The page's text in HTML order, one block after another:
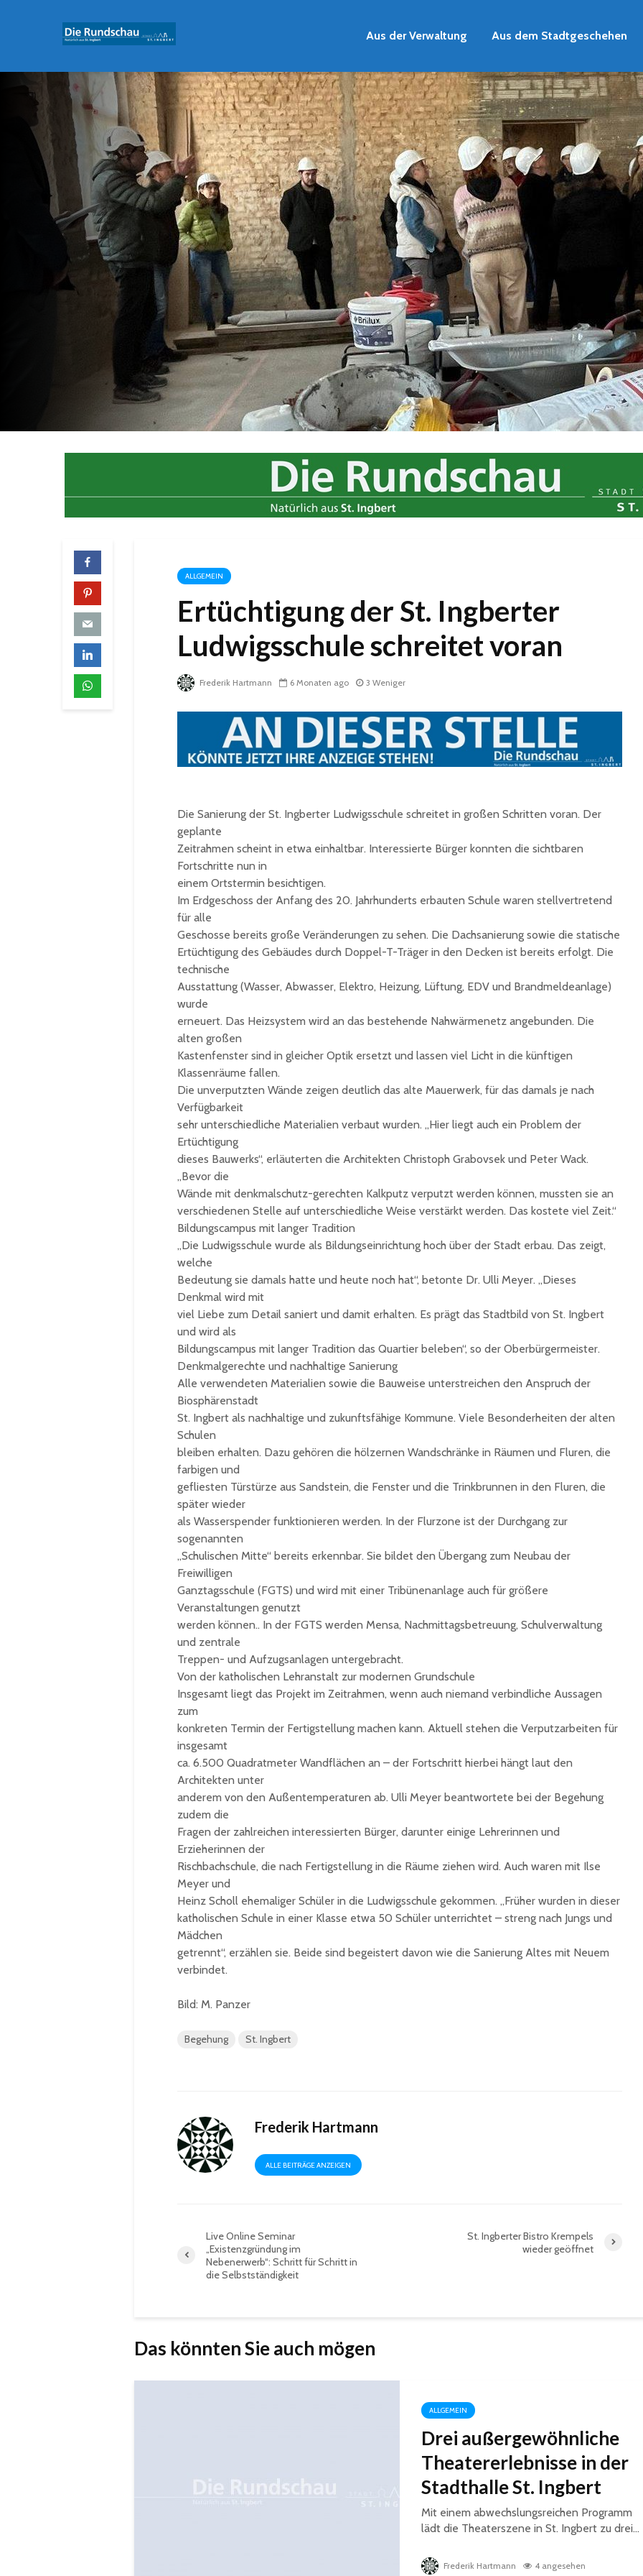
Aus der Verwaltung Aus dem Stadtgeschehen
ALLGEMEIN
Ertüchtigung der St. Ingberter
Ludwigsschule schreitet voran
Frederik Hartmann 6 Monaten ago 3 Weniger
Die Sanierung der St. Ingberter Ludwigsschule schreitet in großen Schritten voran. Der
geplante
Zeitrahmen scheint in etwa einhaltbar. Interessierte Bürger konnten die sichtbaren
Fortschritte nun in
einem Ortstermin besichtigen.
Im Erdgeschoss der Anfang des 20. Jahrhunderts erbauten Schule waren stellvertretend
für alle
Geschosse bereits große Veränderungen zu sehen. Die Dachsanierung sowie die statische
Ertüchtigung des Gebäudes durch Doppel-T-Träger in den Decken ist bereits erfolgt. Die
technische
Ausstattung (Wasser, Abwasser, Elektro, Heizung, Lüftung, EDV und Brandmeldeanlage)
wurde
erneuert. Das Heizsystem wird an das bestehende Nahwärmenetz angebunden. Die
alten großen
Kastenfenster sind in gleicher Optik ersetzt und lassen viel Licht in die künftigen
Klassenräume fallen.
Die unverputzten Wände zeigen deutlich das alte Mauerwerk, für das damals je nach
Verfügbarkeit
sehr unterschiedliche Materialien verbaut wurden. „Hier liegt auch ein Problem der
Ertüchtigung
dieses Bauwerks“, erläuterten die Architekten Christoph Grabovsek und Peter Wack.
„Bevor die
Wände mit denkmalschutz-gerechten Kalkputz verputzt werden können, mussten sie an
verschiedenen Stelle auf unterschiedliche Weise verstärkt werden. Das kostete viel Zeit.“
Bildungscampus mit langer Tradition
„Die Ludwigsschule wurde als Bildungseinrichtung hoch über der Stadt erbau. Das zeigt,
welche
Bedeutung sie damals hatte und heute noch hat“, betonte Dr. Ulli Meyer. „Dieses
Denkmal wird mit
viel Liebe zum Detail saniert und damit erhalten. Es prägt das Stadtbild von St. Ingbert
und wird als
Bildungscampus mit langer Tradition das Quartier beleben“, so der Oberbürgermeister.
Denkmalgerechte und nachhaltige Sanierung
Alle verwendeten Materialien sowie die Bauweise unterstreichen den Anspruch der
Biosphärenstadt
St. Ingbert als nachhaltige und zukunftsfähige Kommune. Viele Besonderheiten der alten
Schulen
bleiben erhalten. Dazu gehören die hölzernen Wandschränke in Räumen und Fluren, die
farbigen und
gefliesten Türstürze aus Sandstein, die Fenster und die Trinkbrunnen in den Fluren, die
später wieder
als Wasserspender funktionieren werden. In der Flurzone ist der Durchgang zur
sogenannten
„Schulischen Mitte“ bereits erkennbar. Sie bildet den Übergang zum Neubau der
Freiwilligen
Ganztagsschule (FGTS) und wird mit einer Tribünenanlage auch für größere
Veranstaltungen genutzt
werden können.. In der FGTS werden Mensa, Nachmittagsbetreuung, Schulverwaltung
und zentrale
Treppen- und Aufzugsanlagen untergebracht.
Von der katholischen Lehranstalt zur modernen Grundschule
Insgesamt liegt das Projekt im Zeitrahmen, wenn auch niemand verbindliche Aussagen
zum
konkreten Termin der Fertigstellung machen kann. Aktuell stehen die Verputzarbeiten für
insgesamt
ca. 6.500 Quadratmeter Wandflächen an – der Fortschritt hierbei hängt laut den
Architekten unter
anderem von den Außentemperaturen ab. Ulli Meyer beantwortete bei der Begehung
zudem die
Fragen der zahlreichen interessierten Bürger, darunter einige Lehrerinnen und
Erzieherinnen der
Rischbachschule, die nach Fertigstellung in die Räume ziehen wird. Auch waren mit Ilse
Meyer und
Heinz Scholl ehemaliger Schüler in die Ludwigsschule gekommen. „Früher wurden in dieser
katholischen Schule in einer Klasse etwa 50 Schüler unterrichtet – streng nach Jungs und
Mädchen
getrennt“, erzählen sie. Beide sind begeistert davon wie die Sanierung Altes mit Neuem
verbindet.
Bild: M. Panzer
Begehung St. Ingbert
Frederik Hartmann
ALLE BEITRÄGE ANZEIGEN
Live Online Seminar
„Existenzgründung im
Nebenerwerb“: Schritt für Schritt in
die Selbstständigkeit
St. Ingberter Bistro Krempels
wieder geöffnet
Das könnten Sie auch mögen
ALLGEMEIN
Drei außergewöhnliche
Theatererlebnisse in der
Stadthalle St. Ingbert
Mit einem abwechslungsreichen Programm
lädt die Theaterszene in St. Ingbert zu drei...
Frederik Hartmann 4 angesehen
Erinnerungsstücke aus
Stadt St. Ingbert
Total Normal
für ehemaliges H&M-
Gebäude
Eisen Quirin: Ein Stück
Handelsgeschichte
Klima-
fordert
Konzert